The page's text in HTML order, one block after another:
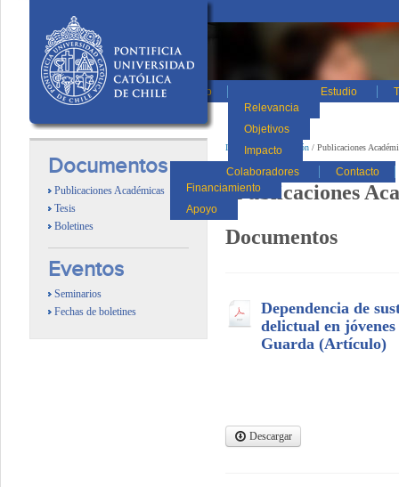
Inicio
Estudio
Relevancia
Objetivos
Impacto
Colaboradores
Financiamiento
Apoyo
Contacto
Documentos
Publicaciones Académicas
Tesis
Boletines
Eventos
Seminarios
Fechas de boletines
Inicio/Documentación / Publicaciones
Publicaciones
Documentos
Dependencia de
delictual en
Guarda (Artículo)
Descargar